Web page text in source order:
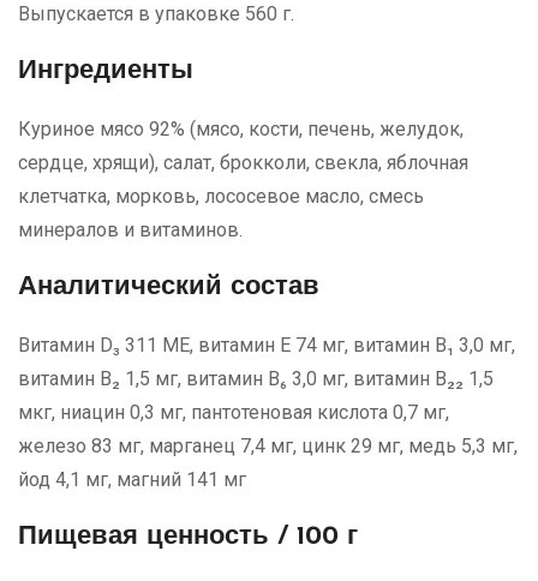
Выпускается в упаковке 560 г.
Ингредиенты
Куриное мясо 92% (мясо, кости, печень, желудок,
сердце, хрящи), салат, брокколи, свекла, яблочная
клетчатка, морковь, лососевое масло, смесь
минералов и витаминов.
Аналитический состав
Витамин D₃ 311 МЕ, витамин E 74 мг, витамин B₁ 3,0 мг,
витамин B₂ 1,5 мг, витамин B₆ 3,0 мг, витамин B₂₂ 1,5
мкг, ниацин 0,3 мг, пантотеновая кислота 0,7 мг,
железо 83 мг, марганец 7,4 мг, цинк 29 мг, медь 5,3 мг,
йод 4,1 мг, магний 141 мг
Пищевая ценность / 100 г